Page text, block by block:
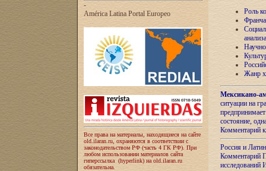
-
América Latina Portal Europeo
Все права на материалы, находящиеся на сайте
old.ilaran.ru, охраняются в соответствии с
законодательством РФ (часть 4 ГК РФ). При
любом использовании материалов сайта
гиперссылка (hyperlink) на old.ilaran.ru
обязательна.
Роль
анализа
Жанр
Мексикано-
ситуации на
состояние,
Комментарий
Россия и
Комментарий